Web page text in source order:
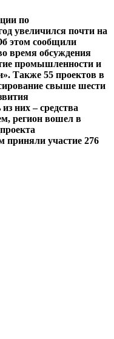
по
увеличился почти на
этом сообщили
время обсуждения
промышленности и
Также 55 проектов в
свыше шести
них – средства
регион вошел в
приняли участие 276